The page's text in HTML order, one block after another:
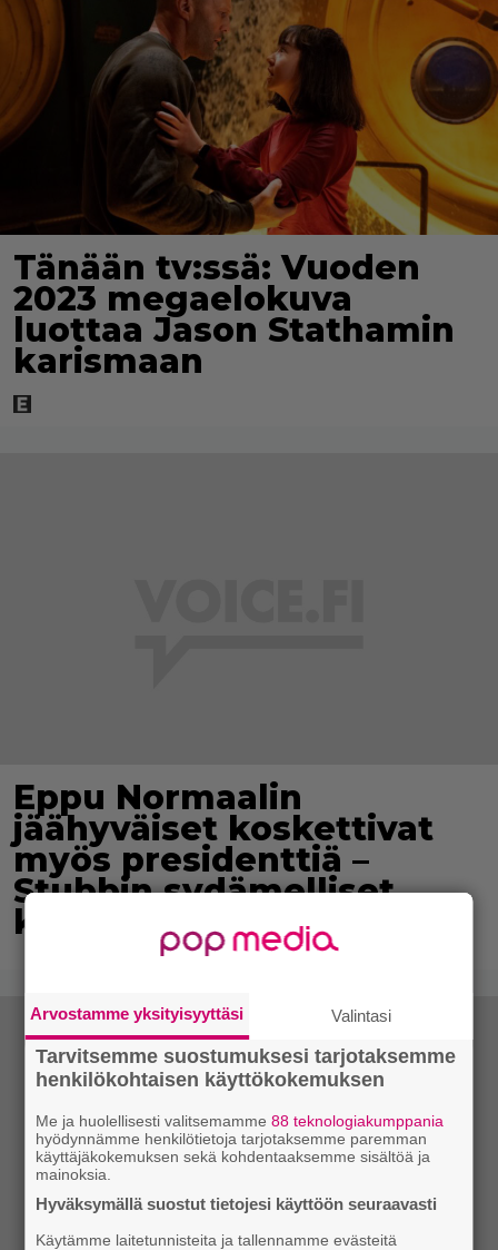
Tänään tv:ssä: Vuoden
2023 megaelokuva
luottaa Jason Stathamin
karismaan
Eppu Normaalin
jäähyväiset koskettivat
myös presidenttiä –
Stubbin sydämelliset
kiitokset ihastuttavat
Arvostamme yksityisyyttäsi Valintasi
Tarvitsemme suostumuksesi tarjotaksemme
henkilökohtaisen käyttökokemuksen
Me ja huolellisesti valitsemamme88 teknologiakumppania
hyödynnämme henkilötietoja tarjotaksemme paremman
käyttäjäkokemuksen sekä kohdentaaksemme sisältöä ja
mainoksia.
Hyväksymällä suostut tietojesi käyttöön seuraavasti
Käytämme laitetunnisteita ja tallennamme evästeitä